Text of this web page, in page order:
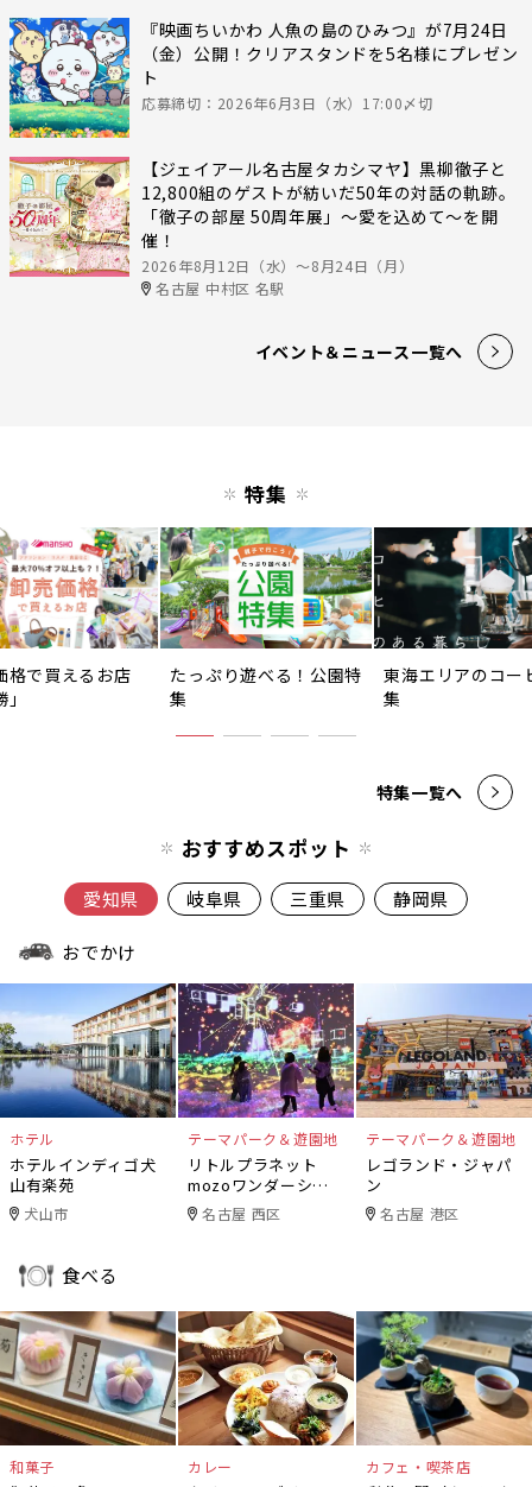
『映画ちいかわ 人魚の島のひみつ』が7月24日
（金）公開！クリアスタンドを5名様にプレゼン
ト
応募締切：2026年6月3日（水）17:00〆切
【ジェイアール名古屋タカシマヤ】黒柳徹子と
12,800組のゲストが紡いだ50年の対話の軌跡。
「徹子の部屋 50周年展」～愛を込めて～を開
催！
2026年8月12日（水）〜8月24日（月）
名古屋 中村区 名駅
イベント＆ニュース一覧へ
特集
格で買えるお店
たっぷり遊べる！公園特
集
東海エリアのコー
集
特集一覧へ
おすすめスポット
愛知県 岐阜県 三重県 静岡県
おでかけ
ホテル
ホテルインディゴ犬
山有楽苑
犬山市
テーマパーク＆遊園地
リトルプラネット
mozoワンダーシテ
ィ 名古屋 西区
テーマパーク＆遊園地
レゴランド・ジャパ
ン
名古屋 港区
食べる
和菓子 カレー カフェ・喫茶店